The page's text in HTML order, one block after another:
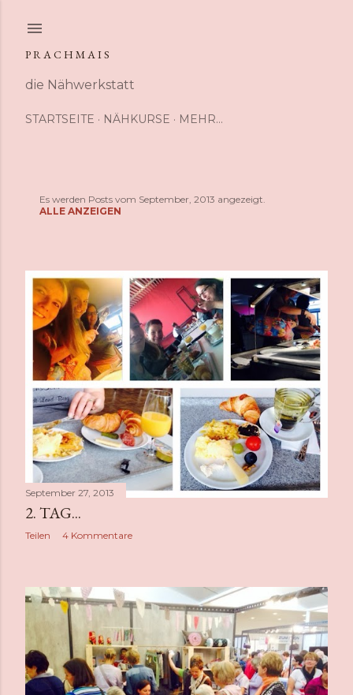
P R A C H M A I S
die Nähwerkstatt
STARTSEITE NÄHKURSE MEHR…
s
t
s
Es werden Posts vom September, 2013 angezeigt.
ALLE ANZEIGEN
September 27, 2013
2. TAG...
Teilen 4 Kommentare